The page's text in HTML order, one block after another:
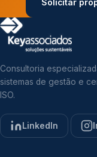
Solicitar
Consultoria
sistemas de gestão e
ISO.
LinkedIn